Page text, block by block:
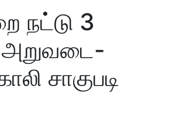
நட்டு 3
சாகுபடி